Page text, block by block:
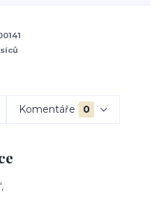
Komentáře 0